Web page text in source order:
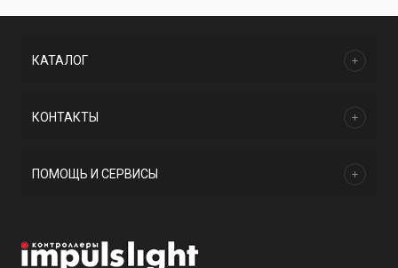
КАТАЛОГ
КОНТАКТЫ
ПОМОЩЬ И СЕРВИСЫ